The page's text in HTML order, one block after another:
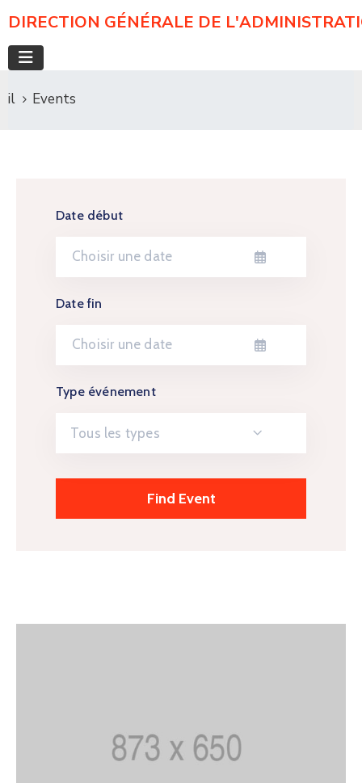
DIRECTION GÉNÉRALE DE
il Events
Date début
Date fin
Type événement
Tous les types